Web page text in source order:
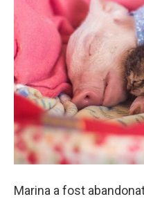
Marina a fost